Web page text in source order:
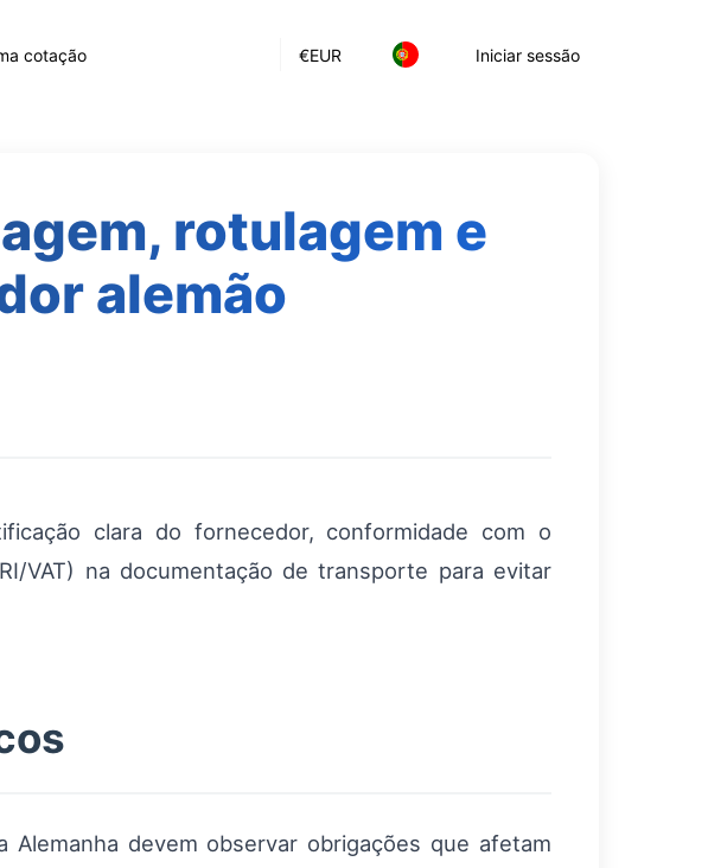
€EUR Iniciar sessão
cotação
rotulagem e
alemão
clara do fornecedor, conformidade com o
VAT) na documentação de transporte para evitar
devem observar obrigações que afetam